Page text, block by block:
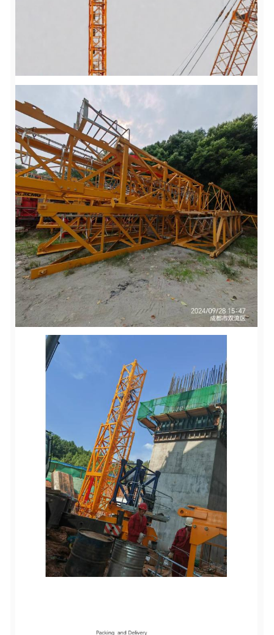
Vitesse de levage 0~100m/min
Vitesse de relevage 0~55m/min (Chariot)
Vitesse de rotation 0~0.8r/min
Puissance globale
≈38kW (électricité 380V ± 10%/50Hz
Source)
Limiteur de couple + Limiteur de poids +
Amplitude
Limite, etc.